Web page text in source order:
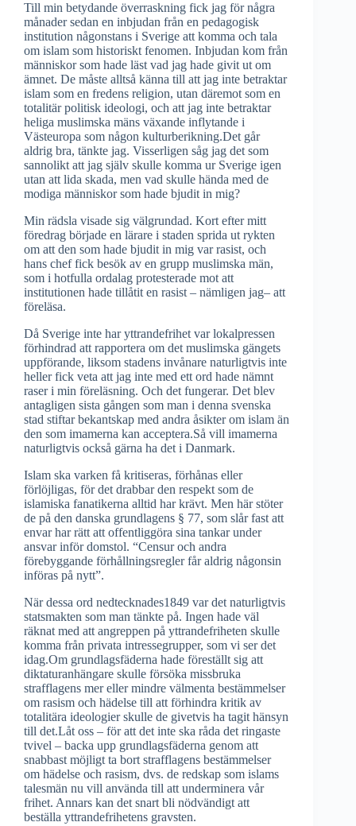
Till min betydande överraskning fick jag för några
månader sedan en inbjudan från en pedagogisk
institution någonstans i Sverige att komma och tala
om islam som historiskt fenomen. Inbjudan kom från
människor som hade läst vad jag hade givit ut om
ämnet. De måste alltså känna till att jag inte betraktar
islam som en fredens religion, utan däremot som en
totalitär politisk ideologi, och att jag inte betraktar
heliga muslimska mäns växande inflytande i
Västeuropa som någon kulturberikning.Det går
aldrig bra, tänkte jag. Visserligen såg jag det som
sannolikt att jag själv skulle komma ur Sverige igen
utan att lida skada, men vad skulle hända med de
modiga människor som hade bjudit in mig?
Min rädsla visade sig välgrundad. Kort efter mitt
föredrag började en lärare i staden sprida ut rykten
om att den som hade bjudit in mig var rasist, och
hans chef fick besök av en grupp muslimska män,
som i hotfulla ordalag protesterade mot att
institutionen hade tillåtit en rasist – nämligen jag– att
föreläsa.
Då Sverige inte har yttrandefrihet var lokalpressen
förhindrad att rapportera om det muslimska gängets
uppförande, liksom stadens invånare naturligtvis inte
heller fick veta att jag inte med ett ord hade nämnt
raser i min föreläsning. Och det fungerar. Det blev
antagligen sista gången som man i denna svenska
stad stiftar bekantskap med andra åsikter om islam än
den som imamerna kan acceptera.Så vill imamerna
naturligtvis också gärna ha det i Danmark.
Islam ska varken få kritiseras, förhånas eller
förlöjligas, för det drabbar den respekt som de
islamiska fanatikerna alltid har krävt. Men här stöter
de på den danska grundlagens § 77, som slår fast att
envar har rätt att offentliggöra sina tankar under
ansvar inför domstol. “Censur och andra
förebyggande förhållningsregler får aldrig någonsin
införas på nytt”.
När dessa ord nedtecknades1849 var det naturligtvis
statsmakten som man tänkte på. Ingen hade väl
räknat med att angreppen på yttrandefriheten skulle
komma från privata intressegrupper, som vi ser det
idag.Om grundlagsfäderna hade föreställt sig att
diktaturanhängare skulle försöka missbruka
strafflagens mer eller mindre välmenta bestämmelser
om rasism och hädelse till att förhindra kritik av
totalitära ideologier skulle de givetvis ha tagit hänsyn
till det.Låt oss – för att det inte ska råda det ringaste
tvivel – backa upp grundlagsfäderna genom att
snabbast möjligt ta bort strafflagens bestämmelser
om hädelse och rasism, dvs. de redskap som islams
talesmän nu vill använda till att underminera vår
frihet. Annars kan det snart bli nödvändigt att
beställa yttrandefrihetens gravsten.